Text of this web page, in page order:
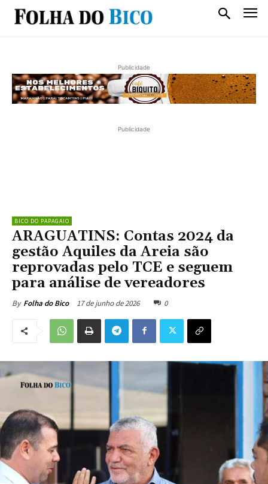
Publicidade
Publicidade
BICO DO PAPAGAIO
ARAGUATINS: Contas 2024 da
gestão Aquiles da Areia são
reprovadas pelo TCE e seguem
para análise de vereadores
By Folha do Bico 17 de junho de 2026 0